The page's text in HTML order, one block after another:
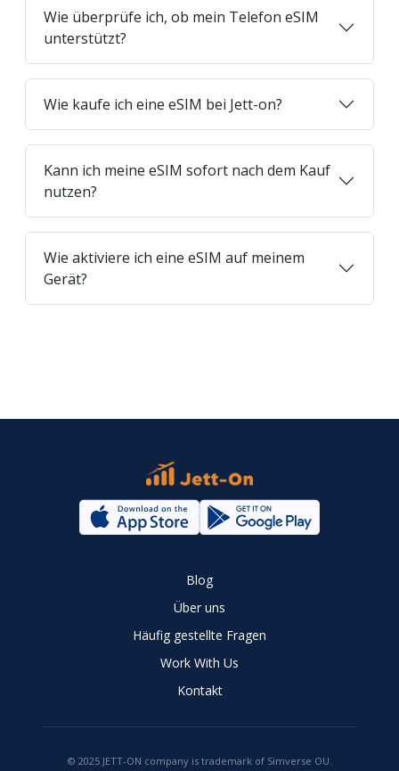
Wie überprüfe ich, ob mein Telefon eSIM
unterstützt?
Wie kaufe ich eine eSIM bei Jett-on?
Kann ich meine eSIM sofort nach dem Kauf
nutzen?
Wie aktiviere ich eine eSIM auf meinem
Gerät?
Blog
Über uns
Häufig gestellte Fragen
Work With Us
Kontakt
© 2025 JETT-ON company is trademark of Simverse OU.